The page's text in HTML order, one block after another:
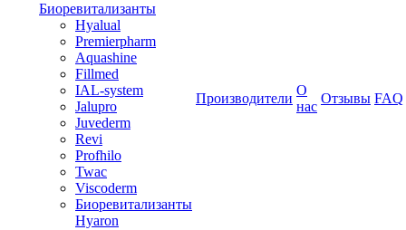
Биоревитализанты
Hyalual
Premierpharm
Aquashine
Fillmed
IAL-system
Jalupro
Juvederm
Revi
Profhilo
Twac
Viscoderm
Биоревитализанты
Hyaron
Производители
О
нас
Отзывы FAQ